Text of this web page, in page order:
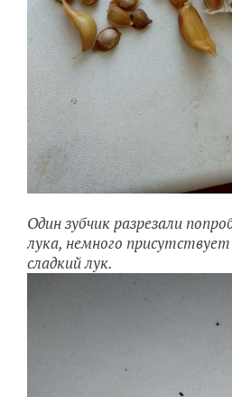
Один зубчик разрезали
лука, немного
сладкий лук.